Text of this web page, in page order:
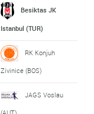
Besiktas JK
Istanbul (TUR)
RK Konjuh
Zivinice (BOS)
JAGS Voslau